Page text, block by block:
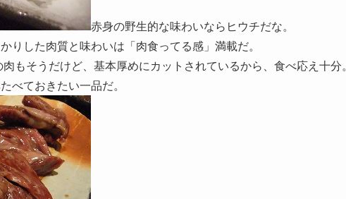
赤身の野生的な味わいならヒウチだな。
りした肉質と味わいは「肉食ってる感」満載だ。
肉もそうだけど、基本厚めにカットされているから、食べ応え十分。
べておきたい一品だ。